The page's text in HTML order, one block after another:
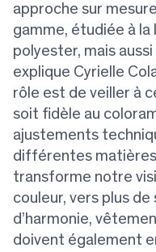
approche sur
gamme, étudiée à la
polyester, mais
explique Cyrielle
rôle est de veiller à
soit fidèle au
ajustements
différentes matières.
transforme notre
couleur, vers plus
d’harmonie,
doivent également